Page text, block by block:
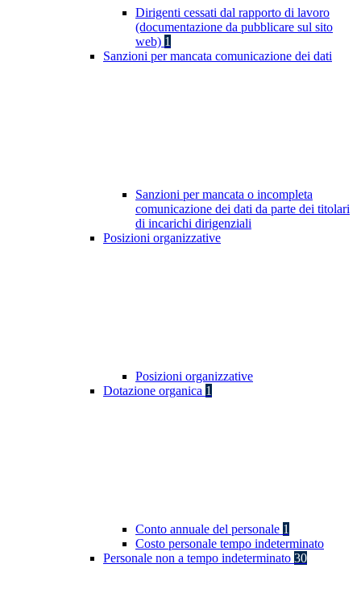
Dirigenti cessati dal rapporto di lavoro
(documentazione da pubblicare sul sito
web) 1
Sanzioni per mancata comunicazione dei dati
Sanzioni per mancata o incompleta
comunicazione dei dati da parte dei titolari
di incarichi dirigenziali
Posizioni organizzative
Posizioni organizzative
Dotazione organica 1
Conto annuale del personale 1
Costo personale tempo indeterminato
Personale non a tempo indeterminato 30